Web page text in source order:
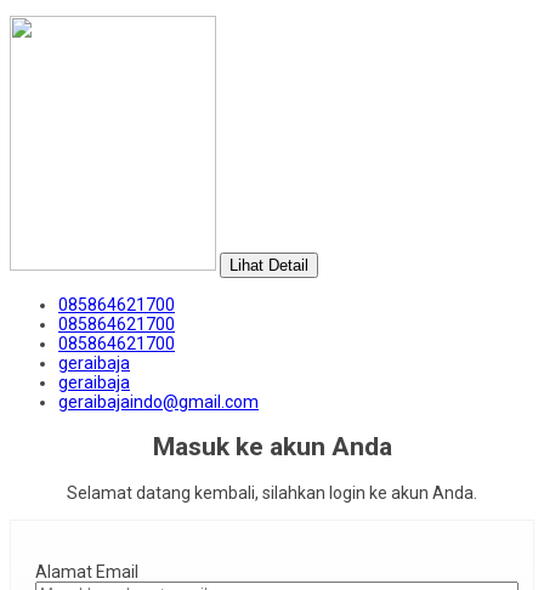
Lihat Detail
085864621700
085864621700
085864621700
geraibaja
geraibaja
geraibajaindo@gmail.com
Masuk ke akun Anda
Selamat datang kembali, silahkan login ke akun Anda.
Alamat Email